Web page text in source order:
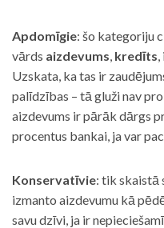
Apdomīgie: šo kategoriju
vārds aizdevums, kredīts
Uzskata, ka tas ir
palīdzības – tā gluži nav
aizdevums ir pārāk dārgs
procentus bankai, ja var
Konservatīvie: tik skaistā
izmanto aizdevumu kā
savu dzīvi, ja ir